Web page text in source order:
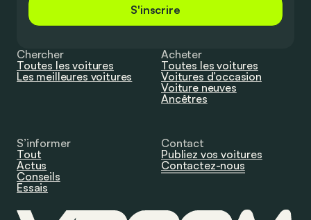
S'inscrire
Chercher
Toutes les voitures
Les meilleures voitures
Acheter
Toutes les voitures
Voitures d’occasion
Voiture neuves
Ancêtres
S’informer
Tout
Actus
Conseils
Essais
Contact
Publiez vos voitures
Contactez-nous